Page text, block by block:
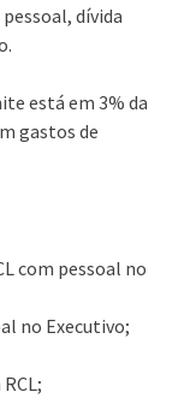
dívida
está em 3% da
gastos de
com pessoal no
no Executivo;